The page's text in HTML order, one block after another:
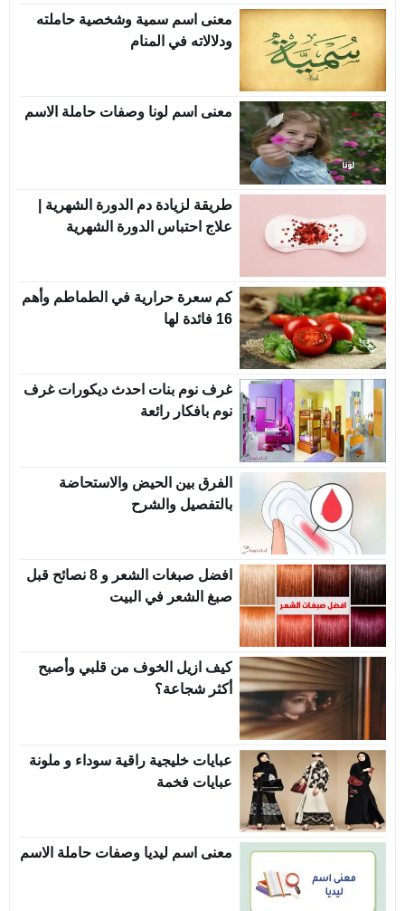
معنى اسم سمية وشخصية حاملته
ودلالاته في المنام
معنى اسم لونا وصفات حاملة الاسم
طريقة لزيادة دم الدورة الشهرية |
علاج احتباس الدورة الشهرية
كم سعرة حرارية في الطماطم وأهم
16 فائدة لها
غرف نوم بنات احدث ديكورات غرف
نوم بافكار رائعة
الفرق بين الحيض والاستحاضة
بالتفصيل والشرح
افضل صبغات الشعر و 8 نصائح قبل
صبغ الشعر في البيت
كيف ازيل الخوف من قلبي وأصبح
أكثر شجاعة؟
عبايات خليجية راقية سوداء و ملونة
عبايات فخمة
معنى اسم ليديا وصفات حاملة الاسم